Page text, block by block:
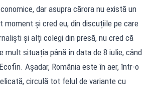
dar asupra cărora nu există un
moment și cred eu, din discuțiile pe care
și alți colegi din presă, nu cred că
mult situația până în data de 8 iulie, când
Așadar, România este în aer, într-o
circulă tot felul de variante cu